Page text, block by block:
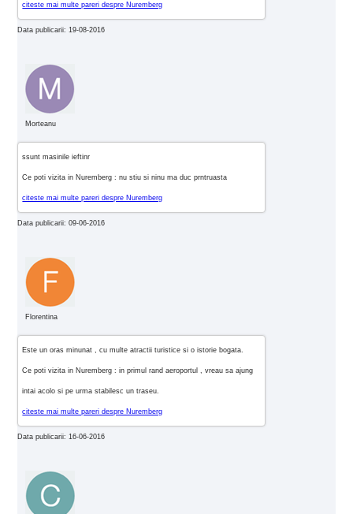
citeste mai multe pareri despre Nuremberg
Data publicarii: 19-08-2016
Morteanu
ssunt masinile ieftinr
Ce poti vizita in Nuremberg : nu stiu si ninu ma duc prntruasta
citeste mai multe pareri despre Nuremberg
Data publicarii: 09-06-2016
Florentina
Este un oras minunat , cu multe atractii turistice si o istorie bogata.
Ce poti vizita in Nuremberg : in primul rand aeroportul , vreau sa ajung
intai acolo si pe urma stabilesc un traseu.
citeste mai multe pareri despre Nuremberg
Data publicarii: 16-06-2016